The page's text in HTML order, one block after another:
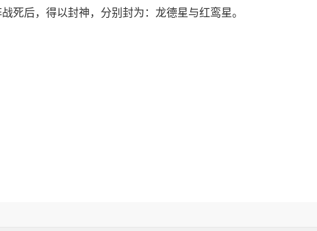
死后，得以封神，分别封为：龙德星与红鸾星。